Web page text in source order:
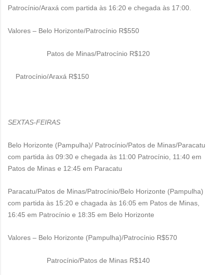
Patrocínio/Araxá com partida às 16:20 e chegada às 17:00.
Valores – Belo Horizonte/Patrocínio R$550
Patos de Minas/Patrocínio R$120
Patrocínio/Araxá R$150
SEXTAS-FEIRAS
Belo Horizonte (Pampulha)/ Patrocínio/Patos de Minas/Paracatu
com partida às 09:30 e chegada às 11:00 Patrocínio, 11:40 em
Patos de Minas e 12:45 em Paracatu
Paracatu/Patos de Minas/Patrocínio/Belo Horizonte (Pampulha)
com partida às 15:20 e chagada às 16:05 em Patos de Minas,
16:45 em Patrocínio e 18:35 em Belo Horizonte
Valores – Belo Horizonte (Pampulha)/Patrocínio R$570
Patrocínio/Patos de Minas R$140